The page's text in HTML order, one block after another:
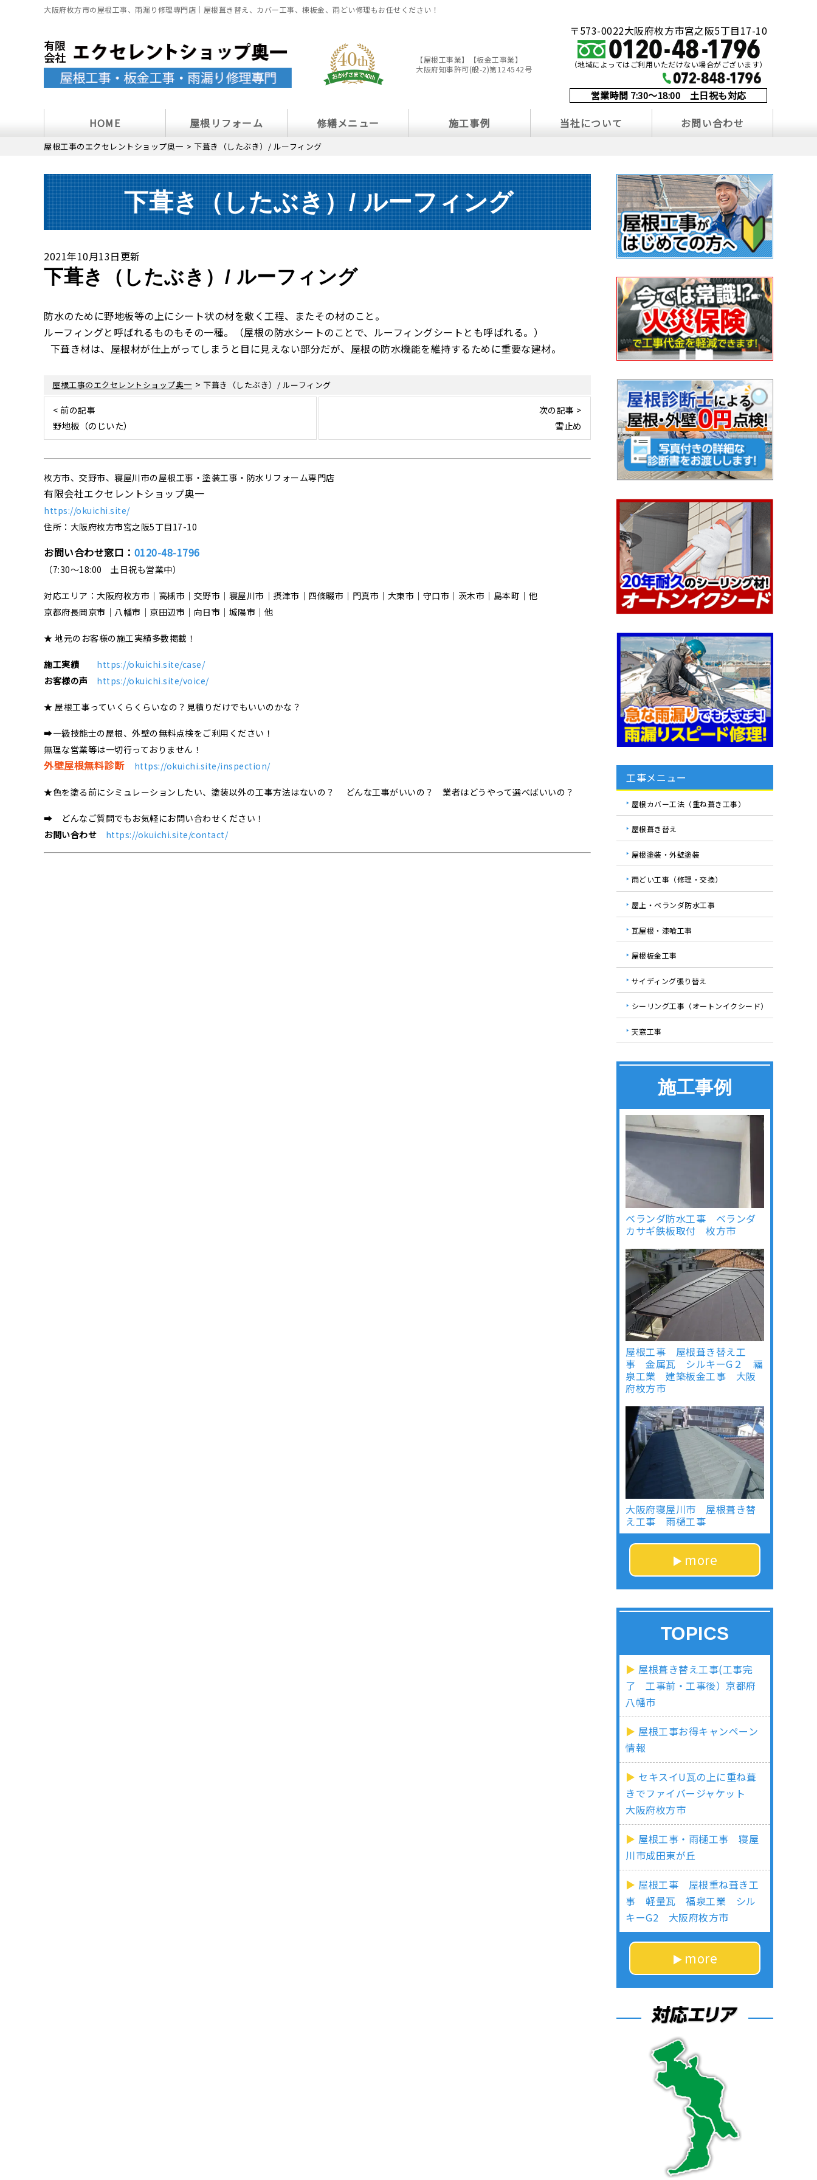
大阪府枚方市の屋根工事、雨漏り修理専門店｜屋根葺き替え、カバー工事、棟板金、雨どい修理もお任せください！
【屋根工事業】【板金工事業】
大阪府知事許可(般-2)第124542号
〒573-0022大阪府枚方市宮之阪5丁目17-10
（地域によってはご利用いただけない場合がございます）
営業時間 7:30～18:00 土日祝も対応
HOME 屋根リフォーム 修繕メニュー 施工事例 当社について お問い合わせ
屋根工事のエクセレントショップ奥一 > 下葺き（したぶき）/ ルーフィング
下葺き（したぶき）/ ルーフィング
2021年10月13日更新
下葺き（したぶき）/ ルーフィング
防水のために野地板等の上にシート状の材を敷く工程、またその材のこと。
ルーフィングと呼ばれるものもその一種。（屋根の防水シートのことで、ルーフィングシートとも呼ばれる。）
下葺き材は、屋根材が仕上がってしまうと目に見えない部分だが、屋根の防水機能を維持するために重要な建材。
屋根工事のエクセレントショップ奥一 > 下葺き（したぶき）/ ルーフィング
< 前の記事
野地板（のじいた）
次の記事 >
雪止め
枚方市、交野市、寝屋川市の屋根工事・塗装工事・防水リフォーム専門店
有限会社エクセレントショップ奥一
https://okuichi.site/
住所：大阪府枚方市宮之阪5丁目17-10
お問い合わせ窓口： 0120-48-1796
（7:30～18:00 土日祝も営業中）
対応エリア：大阪府枚方市｜高槻市｜交野市｜寝屋川市｜摂津市｜四條畷市｜門真市｜大東市｜守口市｜茨木市｜島本町｜他
京都府長岡京市｜八幡市｜京田辺市｜向日市｜城陽市｜他
★ 地元のお客様の施工実績多数掲載！
施工実績
https://okuichi.site/case/
お客様の声
https://okuichi.site/voice/
★ 屋根工事っていくらくらいなの？見積りだけでもいいのかな？
➡一級技能士の屋根、外壁の無料点検をご利用ください！
無理な営業等は一切行っておりません！
外壁屋根無料診断 https://okuichi.site/inspection/
★色を塗る前にシミュレーションしたい、塗装以外の工事方法はないの？ どんな工事がいいの？ 業者はどうやって選べばいいの？
➡ どんなご質問でもお気軽にお問い合わせください！
お問い合わせ
https://okuichi.site/contact/
工事メニュー
屋根カバー工法（重ね葺き工事）
屋根葺き替え
屋根塗装・外壁塗装
雨どい工事（修理・交換）
屋上・ベランダ防水工事
瓦屋根・漆喰工事
屋根板金工事
サイディング張り替え
シーリング工事（オートンイクシード）
天窓工事
施工事例
ベランダ防水工事 ベランダ
カサギ鉄板取付 枚方市
屋根工事 屋根葺き替え工
事 金属瓦 シルキーG２ 福
泉工業 建築板金工事 大阪
府枚方市
大阪府寝屋川市 屋根葺き替
え工事 雨樋工事
more
TOPICS
屋根葺き替え工事(工事完
了 工事前・工事後）京都府
八幡市
屋根工事お得キャンペーン
情報
セキスイU瓦の上に重ね葺
きでファイバージャケット
大阪府枚方市
屋根工事・雨樋工事 寝屋
川市成田東が丘
屋根工事 屋根重ね葺き工
事 軽量瓦 福泉工業 シル
キーG2 大阪府枚方市
more